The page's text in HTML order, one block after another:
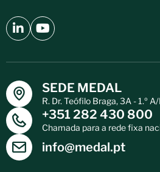
SEDE MEDAL
R. Dr. Teófilo Braga, 3A - 1.º
+351 282 430 800
Chamada para a rede fixa
info@medal.pt